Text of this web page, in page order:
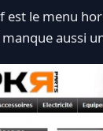
est le menu
aussi